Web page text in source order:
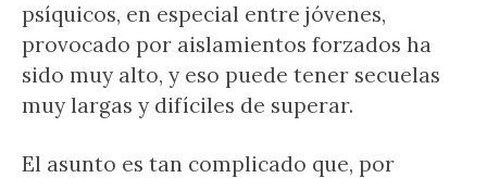
psíquicos, en especial entre jóvenes,
provocado por aislamientos forzados ha
sido muy alto, y eso puede tener secuelas
muy largas y difíciles de superar.
El asunto es tan complicado que, por